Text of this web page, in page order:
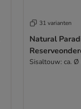
31 varianten
Natural
Sisaltouw: ca.